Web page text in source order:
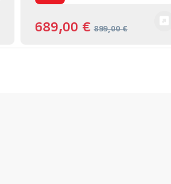
689,00 € 899,00€